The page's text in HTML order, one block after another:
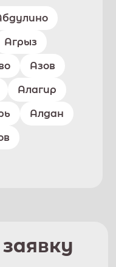
Агрыз
Азов
Алагир
Алдан